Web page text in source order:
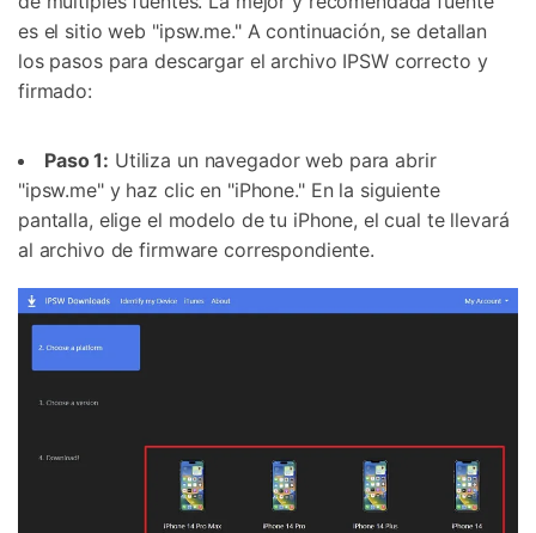
es el sitio web "ipsw.me." A continuación, se detallan
los pasos para descargar el archivo IPSW correcto y
firmado:
Paso 1: Utiliza un navegador web para abrir
"ipsw.me" y haz clic en "iPhone." En la siguiente
pantalla, elige el modelo de tu iPhone, el cual te llevará
al archivo de firmware correspondiente.
+50M usuarios y +17 años de confianza
Desbloquea, repara y protege tu teléfono
Recupera y transfiere datos fácilmente
Abrir App Prueba Online